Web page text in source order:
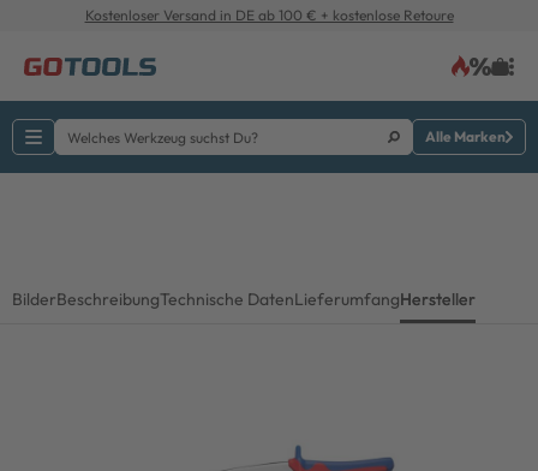
Kostenloser Versand in DE ab 100 € + kostenlose Retoure
Alle Marken
BilderBeschreibungTechnische DatenLieferumfangHersteller